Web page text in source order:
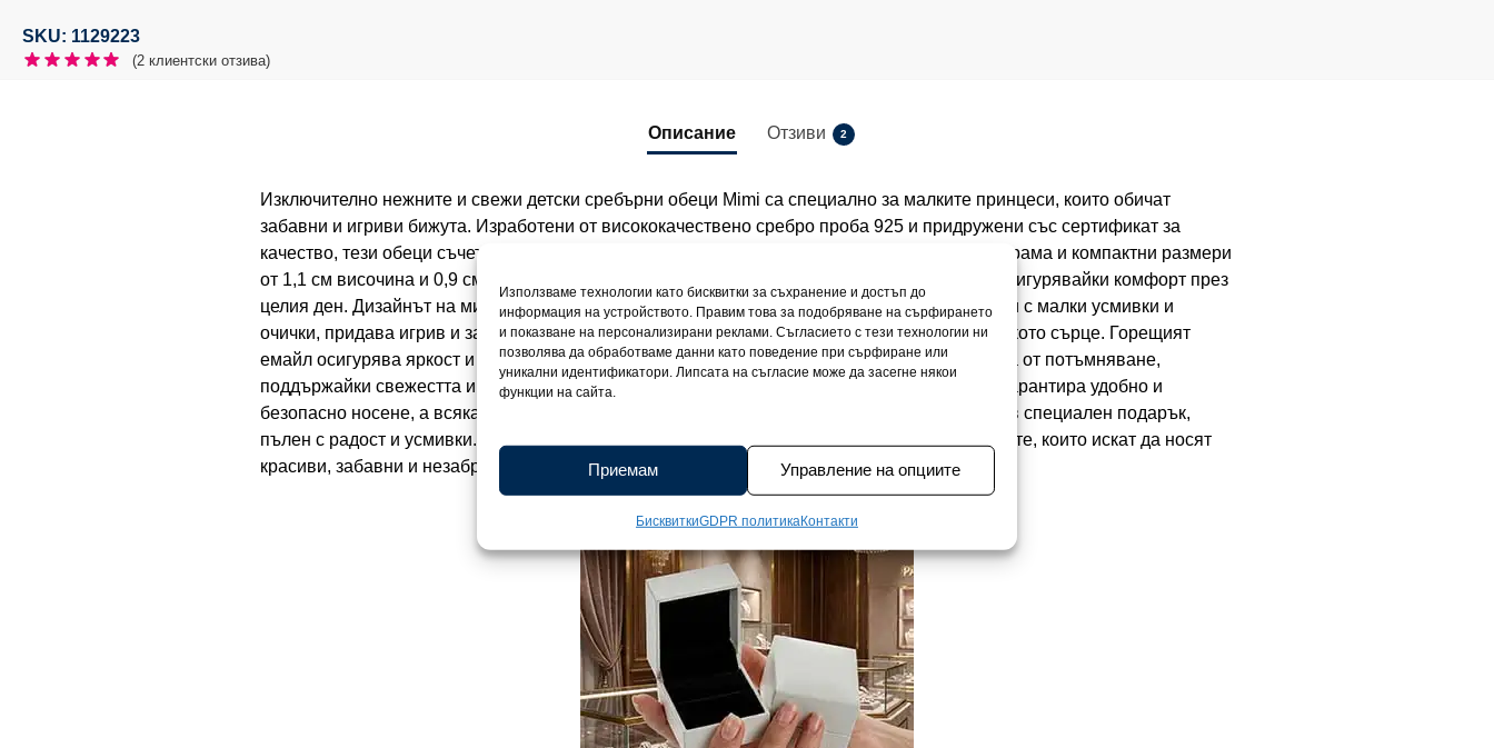
Използваме технологии като бисквитки за съхранение и достъп до
информация на устройството. Правим това за подобряване на сърфирането
и показване на персонализирани реклами. Съгласието с тези технологии ни
позволява да обработваме данни като поведение при сърфиране или
уникални идентификатори. Липсата на съгласие може да засегне някои
функции на сайта.
Приемам Управление на опциите
БисквиткиGDPR политикаКонтакти
SKU: 1129223
(2 клиентски отзива)
Описание Отзиви 2
Изключително нежните и свежи детски сребърни обеци Mimi са специално за малките принцеси, които обичат
забавни и игриви бижута. Изработени от висококачествено сребро проба 925 и придружени със сертификат за
качество, тези обеци съчетават деликатност, здравина и дълготрайна красота. Леките 1,6 грама и компактни размери
от 1,1 см височина и 0,9 см ширина ги правят идеални за чувствителните детски ушички, осигурявайки комфорт през
целия ден. Дизайнът на миниатюрни маргаритки с бели листчета и жълти тичинки, украсени с малки усмивки и
очички, придава игрив и забавен характер, който веднага грабва вниманието и радва детското сърце. Горещият
емайл осигурява яркост и дълготрайност на цветовете, а родиевото покритие ги предпазва от потъмняване,
поддържайки свежестта и блясъка им за дълго време. Сигурното английско закопчаване гарантира удобно и
безопасно носене, а всяка поръчка включва подаръчна кутийка, която превръща обеците в специален подарък,
пълен с радост и усмивки. Детските обеци маргаритка Mimi са перфектният избор за малките, които искат да носят
красиви, забавни и незабравими бижута.